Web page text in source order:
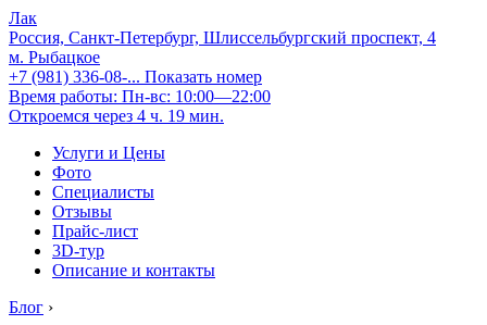
Лак
Россия, Санкт-Петербург, Шлиссельбургский проспект, 4
м. Рыбацкое
+7 (981) 336-08-... Показать номер
Время работы: Пн-вс: 10:00—22:00
Откроемся через 4 ч. 19 мин.
Услуги и Цены
Фото
Специалисты
Отзывы
Прайс-лист
3D-тур
Описание и контакты
Блог ›